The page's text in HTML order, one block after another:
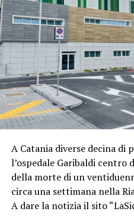
A Catania diverse decina di
l’ospedale Garibaldi centro
della morte di un
circa una settimana nella
A dare la notizia il sito